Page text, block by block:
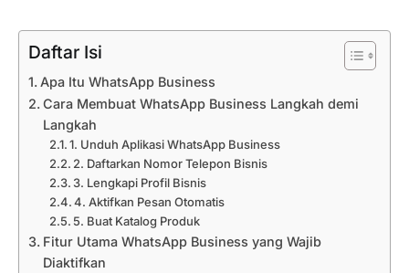
Daftar Isi
Apa Itu WhatsApp Business
Cara Membuat WhatsApp Business Langkah demi
Langkah
1. Unduh Aplikasi WhatsApp Business
2. Daftarkan Nomor Telepon Bisnis
3. Lengkapi Profil Bisnis
4. Aktifkan Pesan Otomatis
5. Buat Katalog Produk
Fitur Utama WhatsApp Business yang Wajib
Diaktifkan